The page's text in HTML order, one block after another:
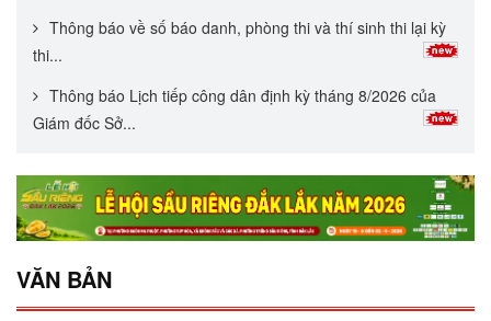
Thông báo về số báo danh, phòng thi và thí sinh thi lại kỳ
thi...
Thông báo Lịch tiếp công dân định kỳ tháng 8/2026 của
Giám đốc Sở...
VĂN BẢN